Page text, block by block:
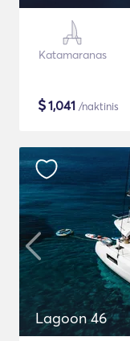
Katamaranas
$1,041 /naktinis
Lagoon 46